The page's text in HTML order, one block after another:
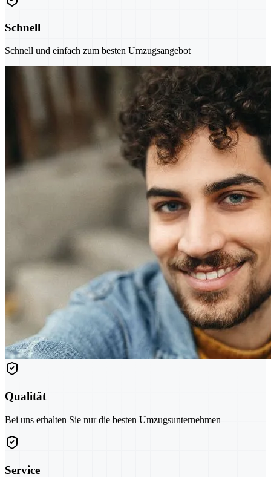
Schnell
Schnell und einfach zum besten Umzugsangebot
Qualität
Bei uns erhalten Sie nur die besten Umzugsunternehmen
Service